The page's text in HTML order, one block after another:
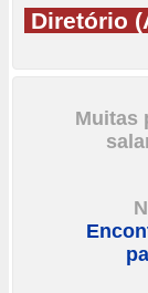
Diretório
Muitas